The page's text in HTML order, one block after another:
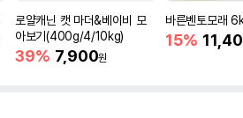
로얄캐닌 캣 마더&베이비 모
아보기(400g/4/10kg)
39% 7,900원
바른벤토모래
15%